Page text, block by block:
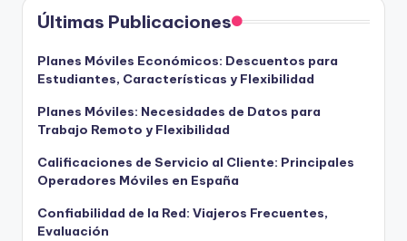
Últimas Publicaciones
Planes Móviles Económicos: Descuentos para
Estudiantes, Características y Flexibilidad
Planes Móviles: Necesidades de Datos para
Trabajo Remoto y Flexibilidad
Calificaciones de Servicio al Cliente: Principales
Operadores Móviles en España
Confiabilidad de la Red: Viajeros Frecuentes,
Evaluación